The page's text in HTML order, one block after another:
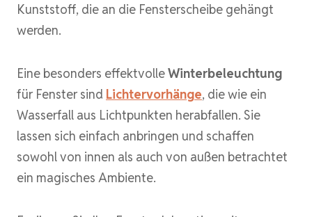
Kunststoff, die an die Fensterscheibe gehängt
werden.
Eine besonders effektvolleWinterbeleuchtung
für Fenster sind Lichtervorhänge, die wie ein
Wasserfall aus Lichtpunkten herabfallen. Sie
lassen sich einfach anbringen und schaffen
sowohl von innen als auch von außen betrachtet
ein magisches Ambiente.